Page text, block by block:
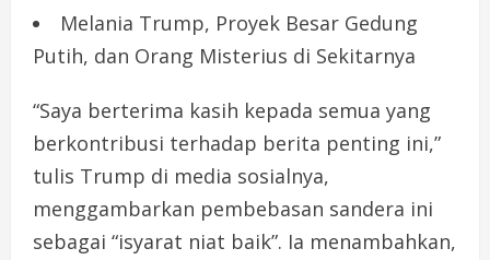
Melania Trump, Proyek Besar Gedung
Putih, dan Orang Misterius di Sekitarnya
“Saya berterima kasih kepada semua yang
berkontribusi terhadap berita penting ini,”
tulis Trump di media sosialnya,
menggambarkan pembebasan sandera ini
sebagai “isyarat niat baik”. Ia menambahkan,